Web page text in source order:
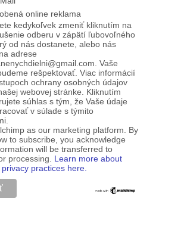
online reklama
kedykoľvek zmeniť kliknutím na
odberu v zápätí ľubovoľného
od nás dostanete, alebo nás
adrese
Vaše
rešpektovať. Viac informácií
ochrany osobných údajov
webovej stránke. Kliknutím
súhlas s tým, že Vaše údaje
v súlade s týmito
as our marketing platform. By
to subscribe, you acknowledge
will be transferred to
processing. Learn more about
practices here.